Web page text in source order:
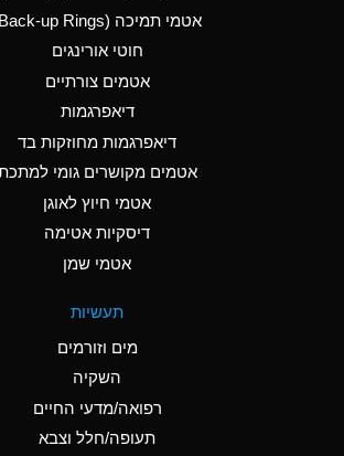
Aluminum Phosphate
Ammonia Anhydrous
B
Ammonia Gas (cold)
A
Ammonia Gas (hot)
Ammonium Hydroxide
D
אטמי תמיכה (Back-up Rings)
חוטי אורינגים
אטמים צורתיים
דיאפרגמות
דיאפרגמות מחוזקות בד
אטמים מקושרים גומי
אטמי חיוץ לאוגן
דיסקיות אטימה
אטמי שמן
תעשיות
מים וזורמים
השקיה
רפואה/מדעי החיים
תעופה/חלל וצבא